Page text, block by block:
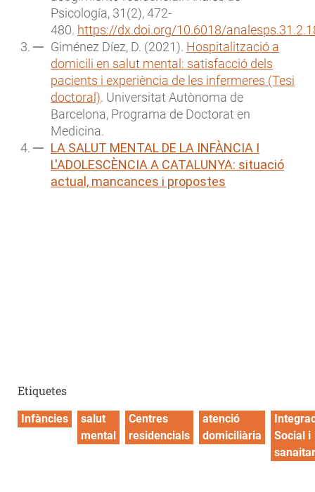
Psicología, 31(2), 472-
480. https://dx.doi.org/10.6018/
Giménez Díez, D. (2021). Hospitalització a
domicili en salut mental: satisfacció dels
pacients i experiència de les infermeres (Tesi
doctoral). Universitat Autònoma de
Barcelona, Programa de Doctorat en
Medicina.
LA SALUT MENTAL DE LA INFÀNCIA I
L'ADOLESCÈNCIA A CATALUNYA: situació
actual, mancances i propostes
Etiquetes
Infàncies
salut
mental
Centres
residencials
atenció
domiciliària
Social i